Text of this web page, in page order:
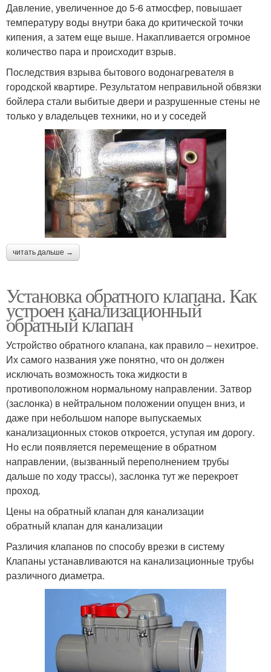
Давление, увеличенное до 5-6 атмосфер, повышает
температуру воды внутри бака до критической точки
кипения, а затем еще выше. Накапливается огромное
количество пара и происходит взрыв.
Последствия взрыва бытового водонагревателя в
городской квартире. Результатом неправильной обвязки
бойлера стали выбитые двери и разрушенные стены не
только у владельцев техники, но и у соседей
читать дальше →
Установка обратного клапана. Как
устроен канализационный
обратный клапан
Устройство обратного клапана, как правило – нехитрое.
Их самого названия уже понятно, что он должен
исключать возможность тока жидкости в
противоположном нормальному направлении. Затвор
(заслонка) в нейтральном положении опущен вниз, и
даже при небольшом напоре выпускаемых
канализационных стоков откроется, уступая им дорогу.
Но если появляется перемещение в обратном
направлении, (вызванный переполнением трубы
дальше по ходу трассы), заслонка тут же перекроет
проход.
Цены на обратный клапан для канализации
обратный клапан для канализации
Различия клапанов по способу врезки в систему
Клапаны устанавливаются на канализационные трубы
различного диаметра.